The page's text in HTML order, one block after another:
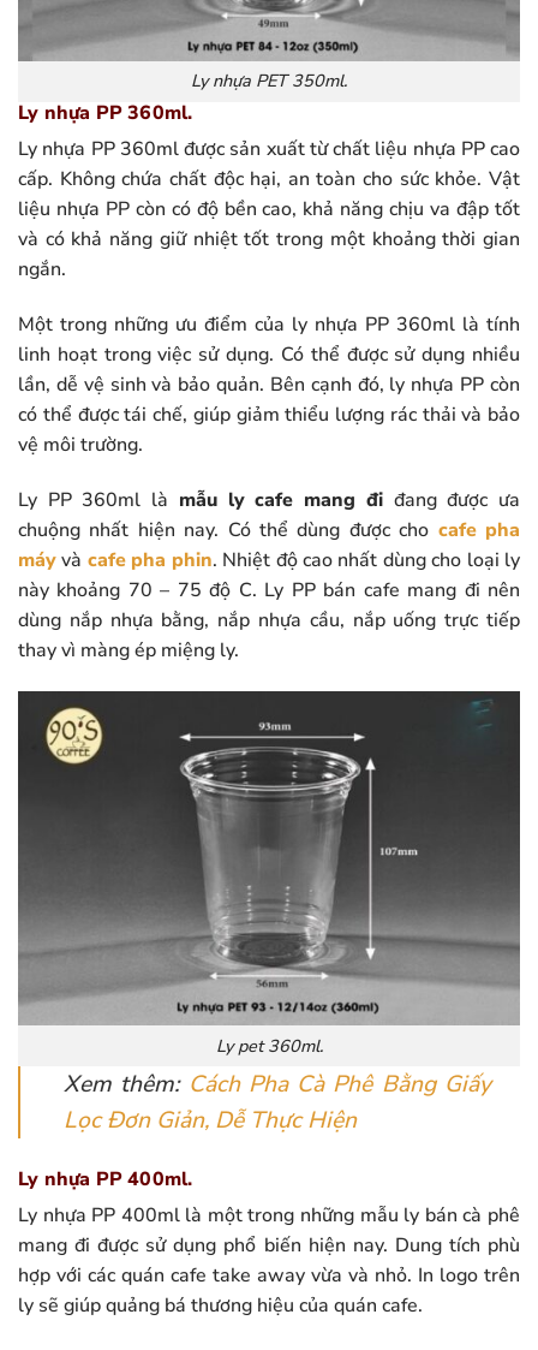
Ly nhựa PET 350ml.
Ly nhựa PP 360ml.
Ly nhựa PP 360ml được sản xuất từ chất liệu nhựa PP cao
cấp. Không chứa chất độc hại, an toàn cho sức khỏe. Vật
liệu nhựa PP còn có độ bền cao, khả năng chịu va đập tốt
và có khả năng giữ nhiệt tốt trong một khoảng thời gian
ngắn.
Một trong những ưu điểm của ly nhựa PP 360ml là tính
linh hoạt trong việc sử dụng. Có thể được sử dụng nhiều
lần, dễ vệ sinh và bảo quản. Bên cạnh đó, ly nhựa PP còn
có thể được tái chế, giúp giảm thiểu lượng rác thải và bảo
vệ môi trường.
Ly PP 360ml là mẫu ly cafe mang điđang được ưa
chuộng nhất hiện nay. Có thể dùng được cho cafe pha
máy và cafe pha phin. Nhiệt độ cao nhất dùng cho loại ly
này khoảng 70 – 75 độ C. Ly PP bán cafe mang đi nên
dùng nắp nhựa bằng, nắp nhựa cầu, nắp uống trực tiếp
thay vì màng ép miệng ly.
Ly pet 360ml.
Xem thêm: Cách Pha Cà Phê Bằng Giấy
Lọc Đơn Giản, Dễ Thực Hiện
Ly nhựa PP 400ml.
Ly nhựa PP 400ml là một trong những mẫu ly bán cà phê
mang đi được sử dụng phổ biến hiện nay. Dung tích phù
hợp với các quán cafe take away vừa và nhỏ. In logo trên
ly sẽ giúp quảng bá thương hiệu của quán cafe.